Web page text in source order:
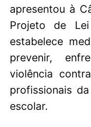
apresentou à
Projeto de
estabelece
prevenir,
violência
profissionais
escolar.